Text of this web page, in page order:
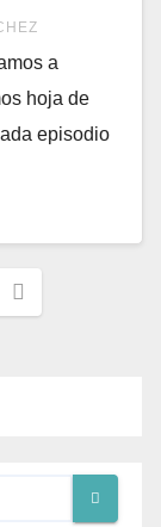
a
hoja de
episodio